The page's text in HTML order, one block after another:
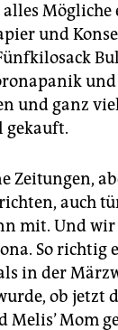
Mögliche
und
und ganz
gekauft.
Zeitungen,
auch
mit. Und
So richtig
in der
ob jetzt
Mom